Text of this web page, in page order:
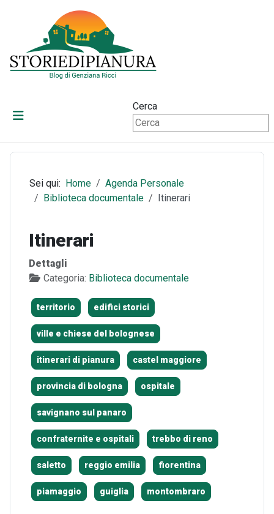
Cerca
Sei qui: Home
Agenda Personale
Biblioteca documentale
Itinerari
Itinerari
Dettagli
Categoria: Biblioteca documentale
territorio edifici storici
ville e chiese del bolognese
itinerari di pianura castel maggiore
provincia di bologna ospitale
savignano sul panaro
confraternite e ospitali trebbo di reno
saletto reggio emilia fiorentina
piamaggio guiglia montombraro